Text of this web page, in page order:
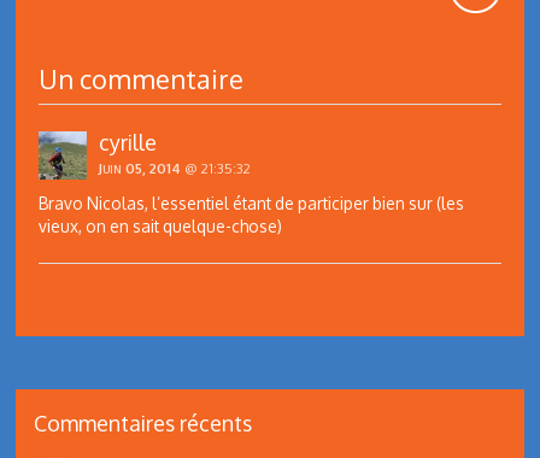
Un commentaire
cyrille
Juin 05, 2014 @ 21:35:32
Bravo Nicolas, l’essentiel étant de participer bien sur (les
vieux, on en sait quelque-chose)
Commentaires récents